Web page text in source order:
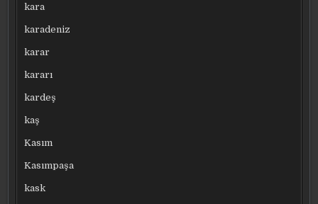
kara
karadeniz
karar
kararı
kardeş
kaş
Kasım
Kasımpaşa
kask